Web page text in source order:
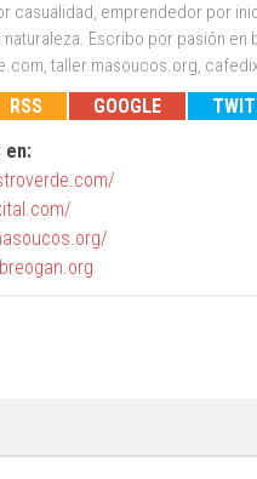
casualidad, emprendedor por
naturaleza. Escribo por pasión
taller.masoucos.org,
RSS GOOGLE
en: